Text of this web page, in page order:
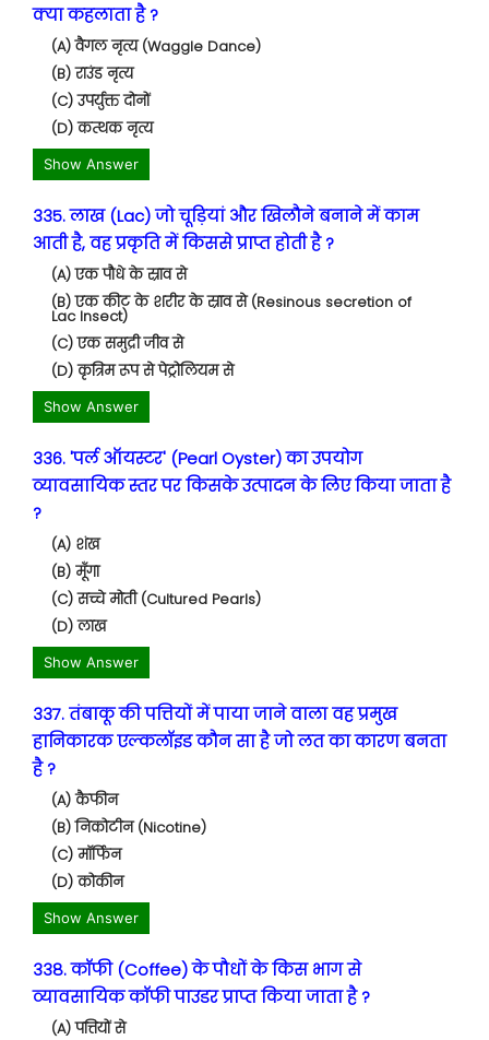
क्या कहलाता है ?
(A) वैगल नृत्य (Waggle Dance)
(B) राउंड नृत्य
(C) उपर्युक्त दोनों
(D) कत्थक नृत्य
Show Answer
335. लाख (Lac) जो चूड़ियां और खिलौने बनाने में काम
आती है, वह प्रकृति में किससे प्राप्त होती है ?
(A) एक पौधे के स्राव से
(B) एक कीट के शरीर के स्राव से (Resinous secretion of
Lac Insect)
(C) एक समुद्री जीव से
(D) कृत्रिम रूप से पेट्रोलियम से
Show Answer
336. 'पर्ल ऑयस्टर' (Pearl Oyster) का उपयोग
व्यावसायिक स्तर पर किसके उत्पादन के लिए किया जाता है
?
(A) शंख
(B) मूँगा
(C) सच्चे मोती (Cultured Pearls)
(D) लाख
Show Answer
337. तंबाकू की पत्तियों में पाया जाने वाला वह प्रमुख
हानिकारक एल्कलॉइड कौन सा है जो लत का कारण बनता
है ?
(A) कैफीन
(B) निकोटीन (Nicotine)
(C) मॉर्फिन
(D) कोकीन
Show Answer
338. कॉफी (Coffee) के पौधों के किस भाग से
व्यावसायिक कॉफी पाउडर प्राप्त किया जाता है ?
(A) पत्तियों से